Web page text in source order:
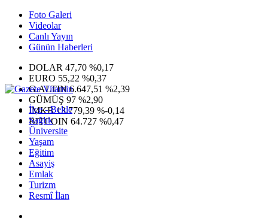
Foto Galeri
Videolar
Canlı Yayın
Günün Haberleri
DOLAR 47,70 %0,17
EURO 55,22 %0,37
G.ALTIN6.647,51 %2,39
GÜMÜŞ 97 %2,90
IMKB13.779,39 %-0,14
BITCOIN 64.727 %0,47
İlçe - Belde
Sağlık
Üniversite
Yaşam
Eğitim
Asayiş
Emlak
Turizm
Resmî İlan